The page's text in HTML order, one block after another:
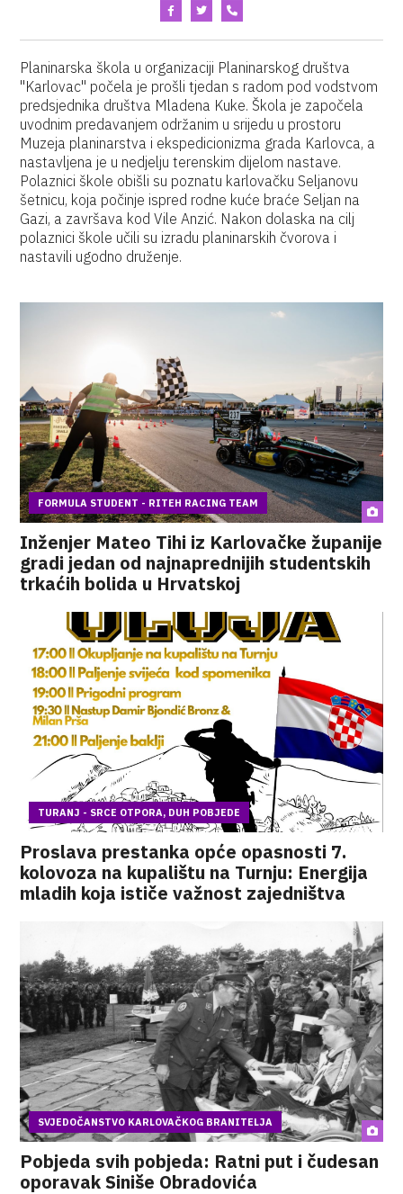
Planinarska škola u organizaciji Planinarskog društva
"Karlovac" počela je prošli tjedan s radom pod vodstvom
predsjednika društva Mladena Kuke. Škola je započela
uvodnim predavanjem održanim u srijedu u prostoru
Muzeja planinarstva i ekspedicionizma grada Karlovca, a
nastavljena je u nedjelju terenskim dijelom nastave.
Polaznici škole obišli su poznatu karlovačku Seljanovu
šetnicu, koja počinje ispred rodne kuće braće Seljan na
Gazi, a završava kod Vile Anzić. Nakon dolaska na cilj
polaznici škole učili su izradu planinarskih čvorova i
nastavili ugodno druženje.
FORMULA STUDENT - RITEH RACING TEAM
Inženjer Mateo Tihi iz Karlovačke županije
gradi jedan od najnaprednijih studentskih
trkaćih bolida u Hrvatskoj
TURANJ - SRCE OTPORA, DUH POBJEDE
Proslava prestanka opće opasnosti 7.
kolovoza na kupalištu na Turnju: Energija
mladih koja ističe važnost zajedništva
SVJEDOČANSTVO KARLOVAČKOG BRANITELJA
Pobjeda svih pobjeda: Ratni put i čudesan
oporavak Siniše Obradovića